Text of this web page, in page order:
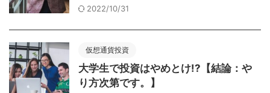
2022/10/31
仮想通貨投資
大学生で投資はやめとけ!?【結論：や
り方次第です。】